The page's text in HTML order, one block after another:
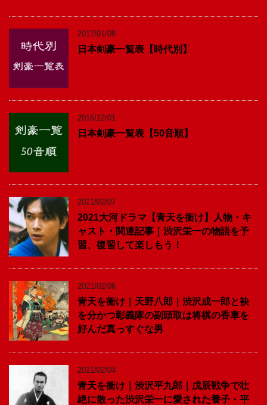
2017/01/08
日本剣豪一覧表【時代別】
2016/12/01
日本剣豪一覧表【50音順】
2021/02/07
2021大河ドラマ【青天を衝け】人物・キ
ャスト・関連記事｜渋沢栄一の物語を予
習、復習して楽しもう！
2021/02/06
青天を衝け｜天野八郎｜渋沢成一郎と袂
を分かつ彰義隊の副頭取は将棋の香車を
好んだ真っすぐな男
2021/02/04
青天を衝け｜渋沢平九郎｜戊辰戦争で壮
絶に散った渋沢栄一に愛された養子・平